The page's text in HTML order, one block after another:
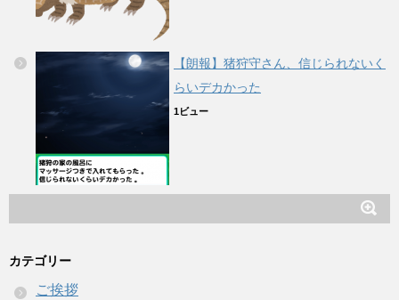
【朗報】猪狩守さん、信じられないく
らいデカかった
1ビュー
カテゴリー
ご挨拶